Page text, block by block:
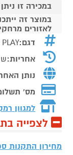
במכירה זו ניתן לרכוש עד
במוצר זה
לאזורים
דגם:PLAY
אחריות:
נותן
מס'
למגוון
לצפייה
מחירון התקנות